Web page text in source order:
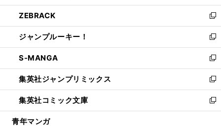
開
く
ウ
で
開
く
ン
ド
ウ
で
開
く
ウ
ィ
ン
ド
ウ
で
開
く
し
い
ウ
ィ
ン
ド
ウ
で
開
く
ZEBRACK
新
し
い
ウ
ィ
ン
ド
ウ
で
開
ジャンプルーキー！
新
し
い
ウ
ィ
ン
ド
ウ
S-MANGA
新
し
い
ウ
ィ
ン
集英社ジャンプリミックス
新
し
い
ウ
集英社コミック文庫
新
し
青年マンガ